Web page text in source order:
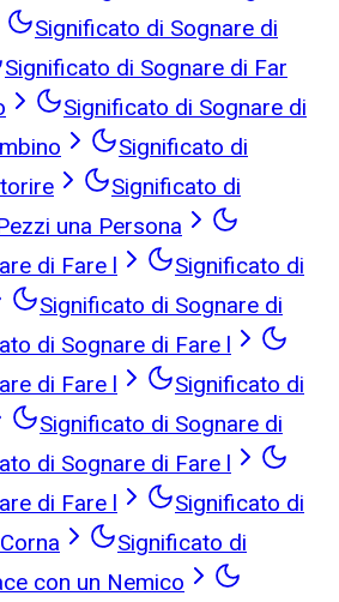
Significato di Sognare di
Significato di Sognare di Far
Significato di Sognare di
Significato di
Significato di
una Persona
di Fare l
Significato di
Significato di Sognare di
di Sognare di Fare l
di Fare l
Significato di
Significato di Sognare di
di Sognare di Fare l
di Fare l
Significato di
Significato di
con un Nemico